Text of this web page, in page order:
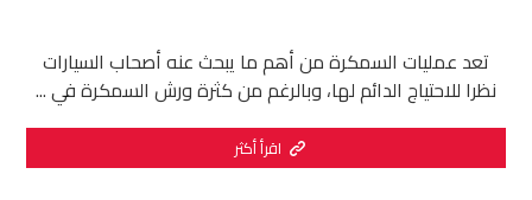
تعد عمليات السمكرة من أهم ما يبحث عنه أصحاب السيارات
نظرا للاحتياج الدائم لها، وبالرغم من كثرة ورش السمكرة في ...
اقرأ أكثر